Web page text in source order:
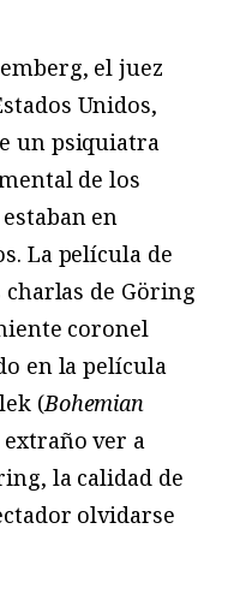
el juez
Unidos,
un psiquiatra
de los
en
La película de
de Göring
coronel
en la película
(Bohemian
ver a
la calidad de
olvidarse